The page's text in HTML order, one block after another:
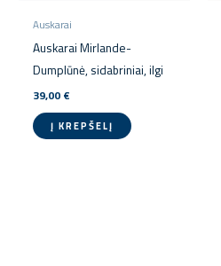
Auskarai
Auskarai Mirlande-
Dumplūnė, sidabriniai, ilgi
39,00 €
Į KREPŠELĮ